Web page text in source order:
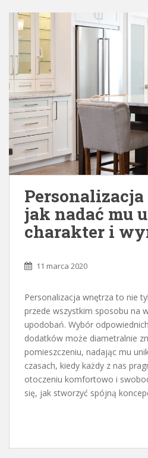
jak nadać mu
charakter i
11 marca 2020
Personalizacja wnętrza to nie
przede wszystkim sposobu na
upodobań. Wybór
dodatków może diametralnie
pomieszczeniu, nadając mu
czasach, kiedy każdy z nas
otoczeniu komfortowo i
się, jak stworzyć spójną